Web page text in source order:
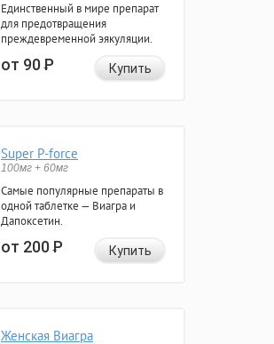
Единственный в мире препарат
для предотвращения
преждевременной эякуляции.
от 90Р Купить
Super P-force
100мг + 60мг
Самые популярные препараты в
одной таблетке — Виагра и
Дапоксетин.
от 200Р Купить
Женская Виагра